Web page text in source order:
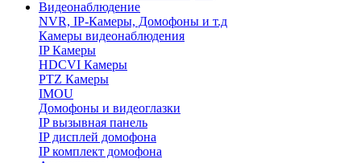
Видеонаблюдение
NVR, IP-Камеры, Домофоны и т.д
Камеры видеонаблюдения
IP Камеры
HDCVI Камеры
PTZ Камеры
IMOU
Домофоны и видеоглазки
IP вызывная панель
IP дисплей домофона
IP комплект домофона